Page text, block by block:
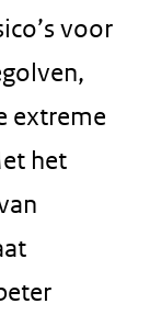
(verwijst
naar
een
andere
website)
voor
extreme
het